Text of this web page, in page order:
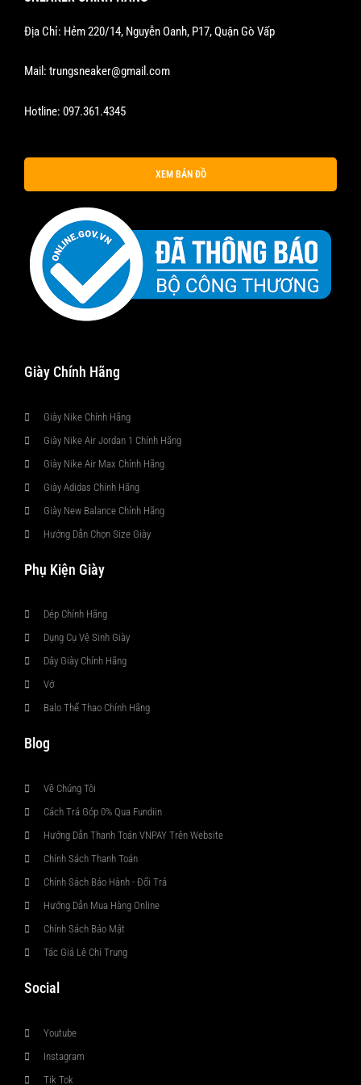
Địa Chỉ: Hẻm 220/14, Nguyễn Oanh, P17, Quận Gò Vấp
Mail: trungsneaker@gmail.com
Hotline: 097.361.4345
XEM BẢN ĐỒ
Giày Chính Hãng
Giày Nike Chính Hãng
Giày Nike Air Jordan 1 Chính Hãng
Giày Nike Air Max Chính Hãng
Giày Adidas Chính Hãng
Giày New Balance Chính Hãng
Hướng Dẫn Chọn Size Giày
Phụ Kiện Giày
Dép Chính Hãng
Dụng Cụ Vệ Sinh Giày
Dây Giày Chính Hãng
Vớ
Balo Thể Thao Chính Hãng
Blog
Về Chúng Tôi
Cách Trả Góp 0% Qua Fundiin
Hướng Dẫn Thanh Toán VNPAY Trên Website
Chính Sách Thanh Toán
Chính Sách Bảo Hành - Đổi Trả
Hướng Dẫn Mua Hàng Online
Chính Sách Bảo Mật
Tác Giả Lê Chí Trung
Social
Youtube
Instagram
Tik Tok